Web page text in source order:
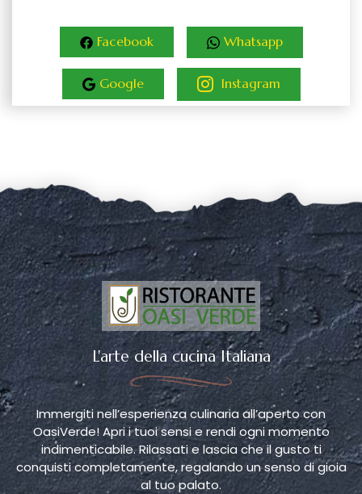
Facebook Whatsapp
Google Instagram
L'arte della cucina Italiana
Immergiti nell’esperienza culinaria all’aperto con
OasiVerde! Apri i tuoi sensi e rendi ogni momento
indimenticabile. Rilassati e lascia che il gusto ti
conquisti completamente, regalando un senso di gioia
al tuo palato.